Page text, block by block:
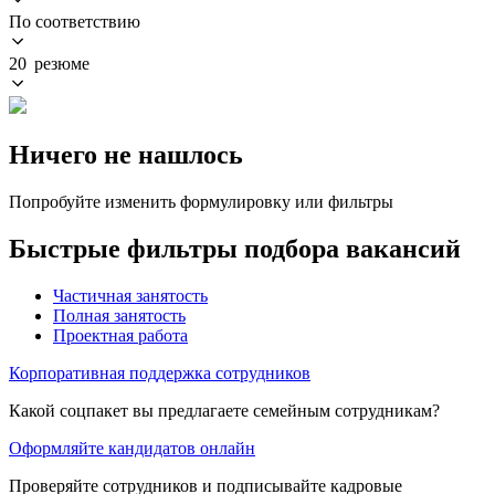
По соответствию
20 резюме
Ничего не нашлось
Попробуйте изменить формулировку или фильтры
Быстрые фильтры подбора вакансий
Частичная занятость
Полная занятость
Проектная работа
Корпоративная поддержка сотрудников
Какой соцпакет вы предлагаете семейным сотрудникам?
Оформляйте кандидатов онлайн
Проверяйте сотрудников и подписывайте кадровые